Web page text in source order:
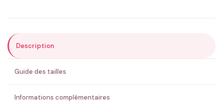
ENVOYER MA DEMANDE ✨
💚 Retour sous 24-48h🇫🇷 Flocage en France✅ Validation avant fabrication
Description
Guide des tailles
Informations complémentaires